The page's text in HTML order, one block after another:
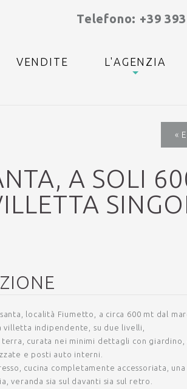
Telefono: +39
VENDITE L'AGENZIA
«
A SOLI
località Fiumetto, a circa 600 mt dal
indipendente, su due livelli,
curata nei minimi dettagli con giardino,
e posti auto interni.
cucina completamente accessoriata,
veranda sia sul davanti sia sul retro.